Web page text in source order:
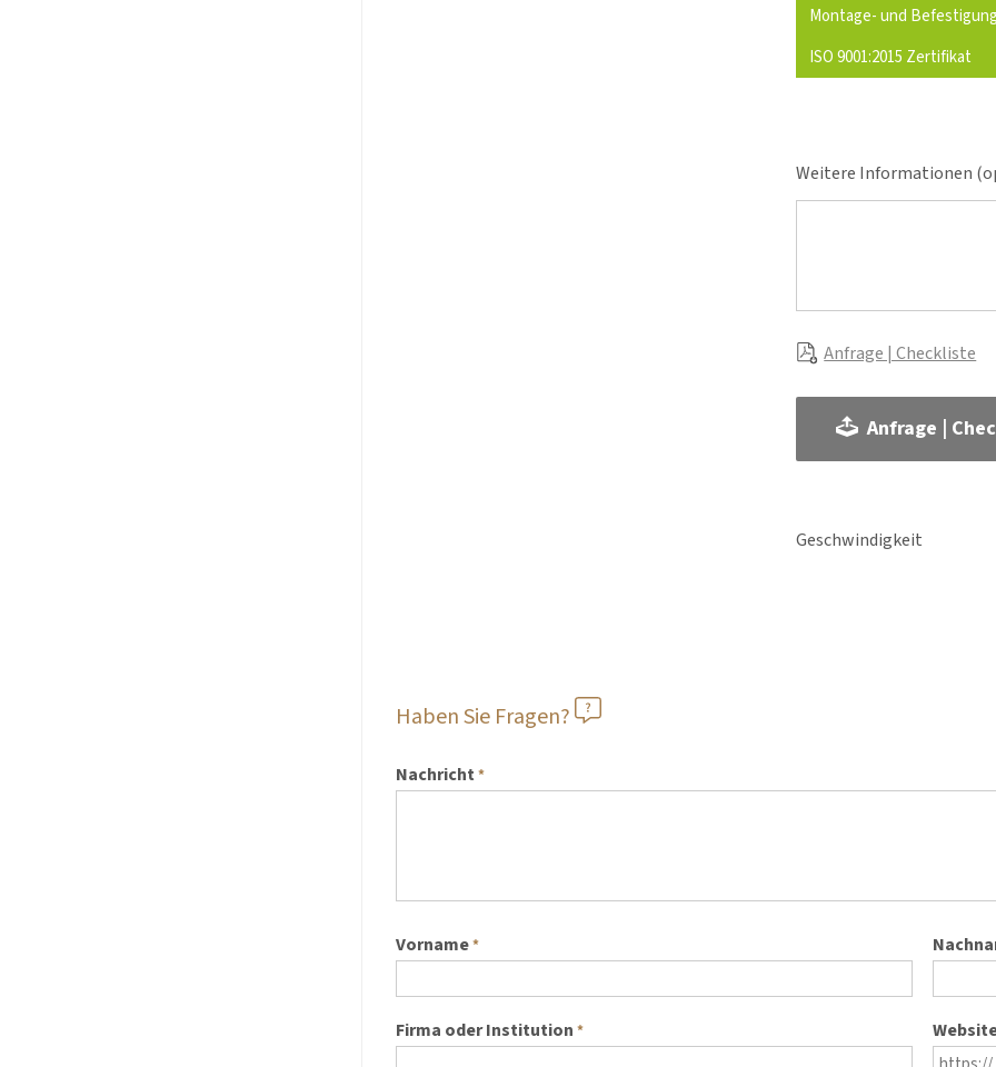
Montage- und
ISO 9001:2015 Zertifikat
Weitere Informationen
Anfrage | Checkliste
Anfrage |
Geschwindigkeit
Haben Sie Fragen?
Nachricht*
Vorname*
Firma oder Institution *